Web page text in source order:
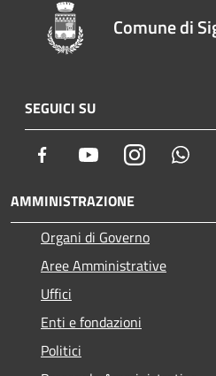
Comune di
SEGUICI SU
Facebook YoutubeInstagram
AMMINISTRAZIONE
Organi di Governo
Aree Amministrative
Uffici
Enti e fondazioni
Politici